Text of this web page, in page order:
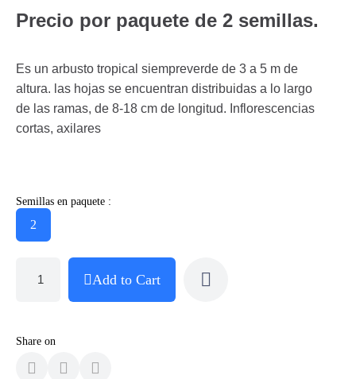
Precio por paquete de 2 semillas.
Es un arbusto tropical siempreverde de 3 a 5 m de
altura. las hojas se encuentran distribuidas a lo largo
de las ramas, de 8-18 cm de longitud. Inflorescencias
cortas, axilares
Semillas en paquete :
2
Add to Cart
Share on